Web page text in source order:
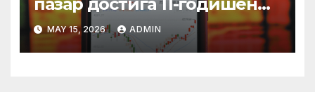
пазар достига 11-годишен
връх
MAY 15, 2026 ADMIN